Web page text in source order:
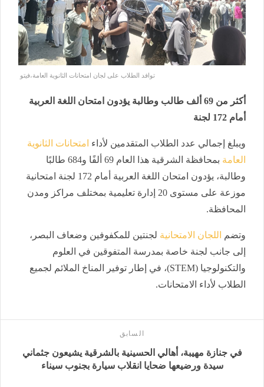
توافد الطلاب على لجان امتحانات الثانوية العامة،فيتو
أكثر من 69 ألف طالب وطالبة يؤدون امتحان اللغة العربية
أمام 172 لجنة
ويبلغ إجمالي عدد الطلاب المتقدمين لأداء امتحانات الثانوية
العامة
بمحافظة الشرقية هذا العام 69 ألفًا و684 طالبًا
وطالبة، يؤدون امتحان اللغة العربية أمام 172 لجنة امتحانية
موزعة على مستوى 20 إدارة تعليمية بمختلف مراكز ومدن
المحافظة.
وتضم اللجان الامتحانية لجنتين للمكفوفين وضعاف البصر،
إلى جانب لجنة خاصة بمدرسة المتفوقين في العلوم
والتكنولوجيا (STEM)، في إطار توفير المناخ الملائم لجميع
الطلاب لأداء الامتحانات.
السابق
في جنازة مهيبة، أهالي الحسينية بالشرقية يشيعون جثماني
سيدة ورضيعها ضحايا انقلاب سيارة بجنوب سيناء